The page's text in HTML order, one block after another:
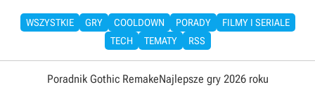
WSZYSTKIE GRY COOLDOWN PORADY
FILMY I SERIALE
TECH
TEMATY RSS
Poradnik Gothic RemakeNajlepsze gry 2026 roku